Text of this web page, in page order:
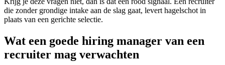
die zonder grondige intake aan de slag gaat, levert hagelschot in
plaats van een gerichte selectie.
Wat een goede hiring manager van een
recruiter mag verwachten